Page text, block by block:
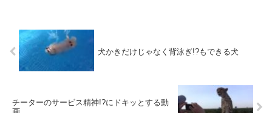
犬かきだけじゃなく背泳ぎ!?もできる犬
チーターのサービス精神!?にドキッとする動